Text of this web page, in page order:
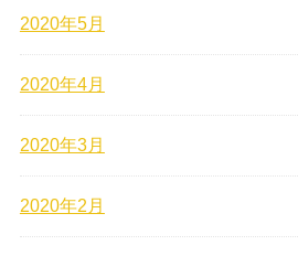
2020年5月
2020年4月
2020年3月
2020年2月